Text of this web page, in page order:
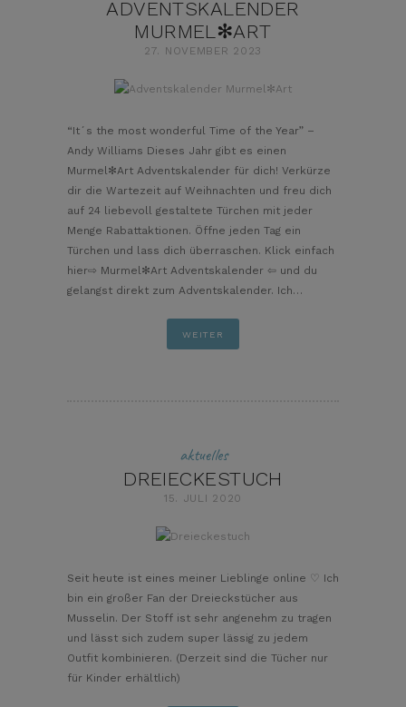
ADVENTSKALENDER
MURMEL✻ART
27. NOVEMBER 2023
pin it
“It´s the most wonderful Time of the Year” –
Andy Williams Dieses Jahr gibt es einen
Murmel✻Art Adventskalender für dich! Verkürze
dir die Wartezeit auf Weihnachten und freu dich
auf 24 liebevoll gestaltete Türchen mit jeder
Menge Rabattaktionen. Öffne jeden Tag ein
Türchen und lass dich überraschen. Klick einfach
hier⇨ Murmel✻Art Adventskalender ⇦ und du
gelangst direkt zum Adventskalender. Ich…
WEITER
aktuelles
DREIECKESTUCH
15. JULI 2020
pin it
Seit heute ist eines meiner Lieblinge online ♡ Ich
bin ein großer Fan der Dreieckstücher aus
Musselin. Der Stoff ist sehr angenehm zu tragen
und lässt sich zudem super lässig zu jedem
Outfit kombinieren. (Derzeit sind die Tücher nur
für Kinder erhältlich)